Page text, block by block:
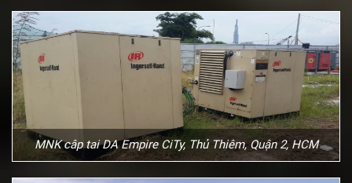
MNK câp tai DA Empire CiTy, Thủ Thiêm, Quận 2, HCM